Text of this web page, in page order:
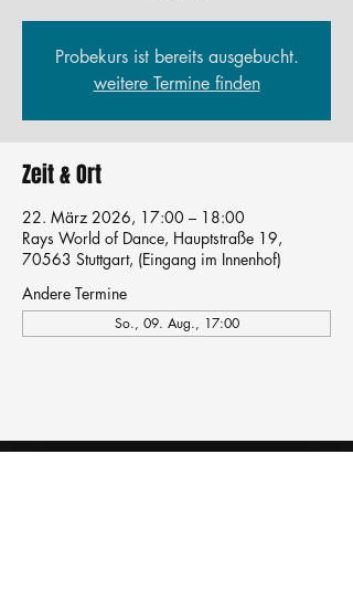
Probekurs ist bereits ausgebucht.
weitere Termine finden
Zeit & Ort
22. März 2026, 17:00 – 18:00
Rays World of Dance, Hauptstraße 19,
70563 Stuttgart, (Eingang im Innenhof)
Andere Termine
So., 09. Aug., 17:00